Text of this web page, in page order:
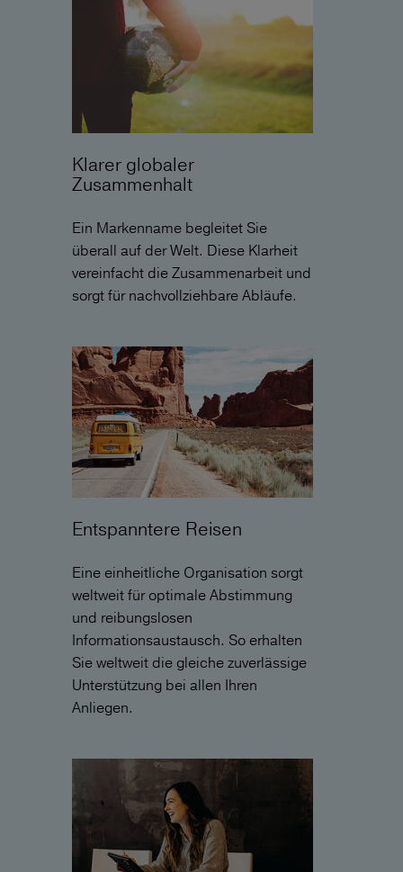
Klarer globaler
Zusammenhalt
Ein Markenname begleitet Sie
überall auf der Welt. Diese Klarheit
vereinfacht die Zusammenarbeit und
sorgt für nachvollziehbare Abläufe.
Entspanntere Reisen
Eine einheitliche Organisation sorgt
weltweit für optimale Abstimmung
und reibungslosen
Informationsaustausch. So erhalten
Sie weltweit die gleiche zuverlässige
Unterstützung bei allen Ihren
Anliegen.